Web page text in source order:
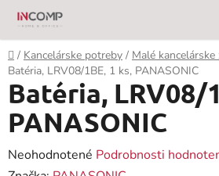
Prejsť
obsah
Domov
/ Kancelárske potreby / Malé kancelárske
Batéria, LRV08/1BE, 1 ks, PANASONIC
Batéria, LRV08/
PANASONIC
Priemerné
Neohodnotené Podrobnosti